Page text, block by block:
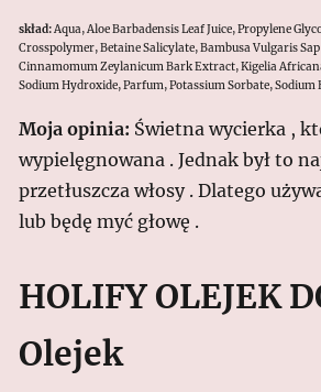
skład:Aqua, Aloe Barbadensis Leaf Juice, Propylene
Crosspolymer, Betaine Salicylate, Bambusa Vulgaris
Cinnamomum Zeylanicum Bark Extract, Kigelia
Sodium Hydroxide, Parfum, Potassium Sorbate,
Moja opinia: Świetna wycierka ,
wypielęgnowana . Jednak był to
przetłuszcza włosy . Dlatego
lub będę myć głowę .
HOLIFY OLEJEK
Olejek